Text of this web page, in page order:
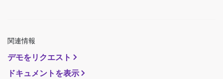
関連情報
デモをリクエスト
ドキュメントを表示